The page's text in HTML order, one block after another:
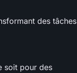
des tâches
soit pour des